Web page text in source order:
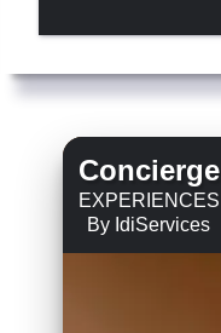
Concierge
EXPERIENCES
By IdiServices